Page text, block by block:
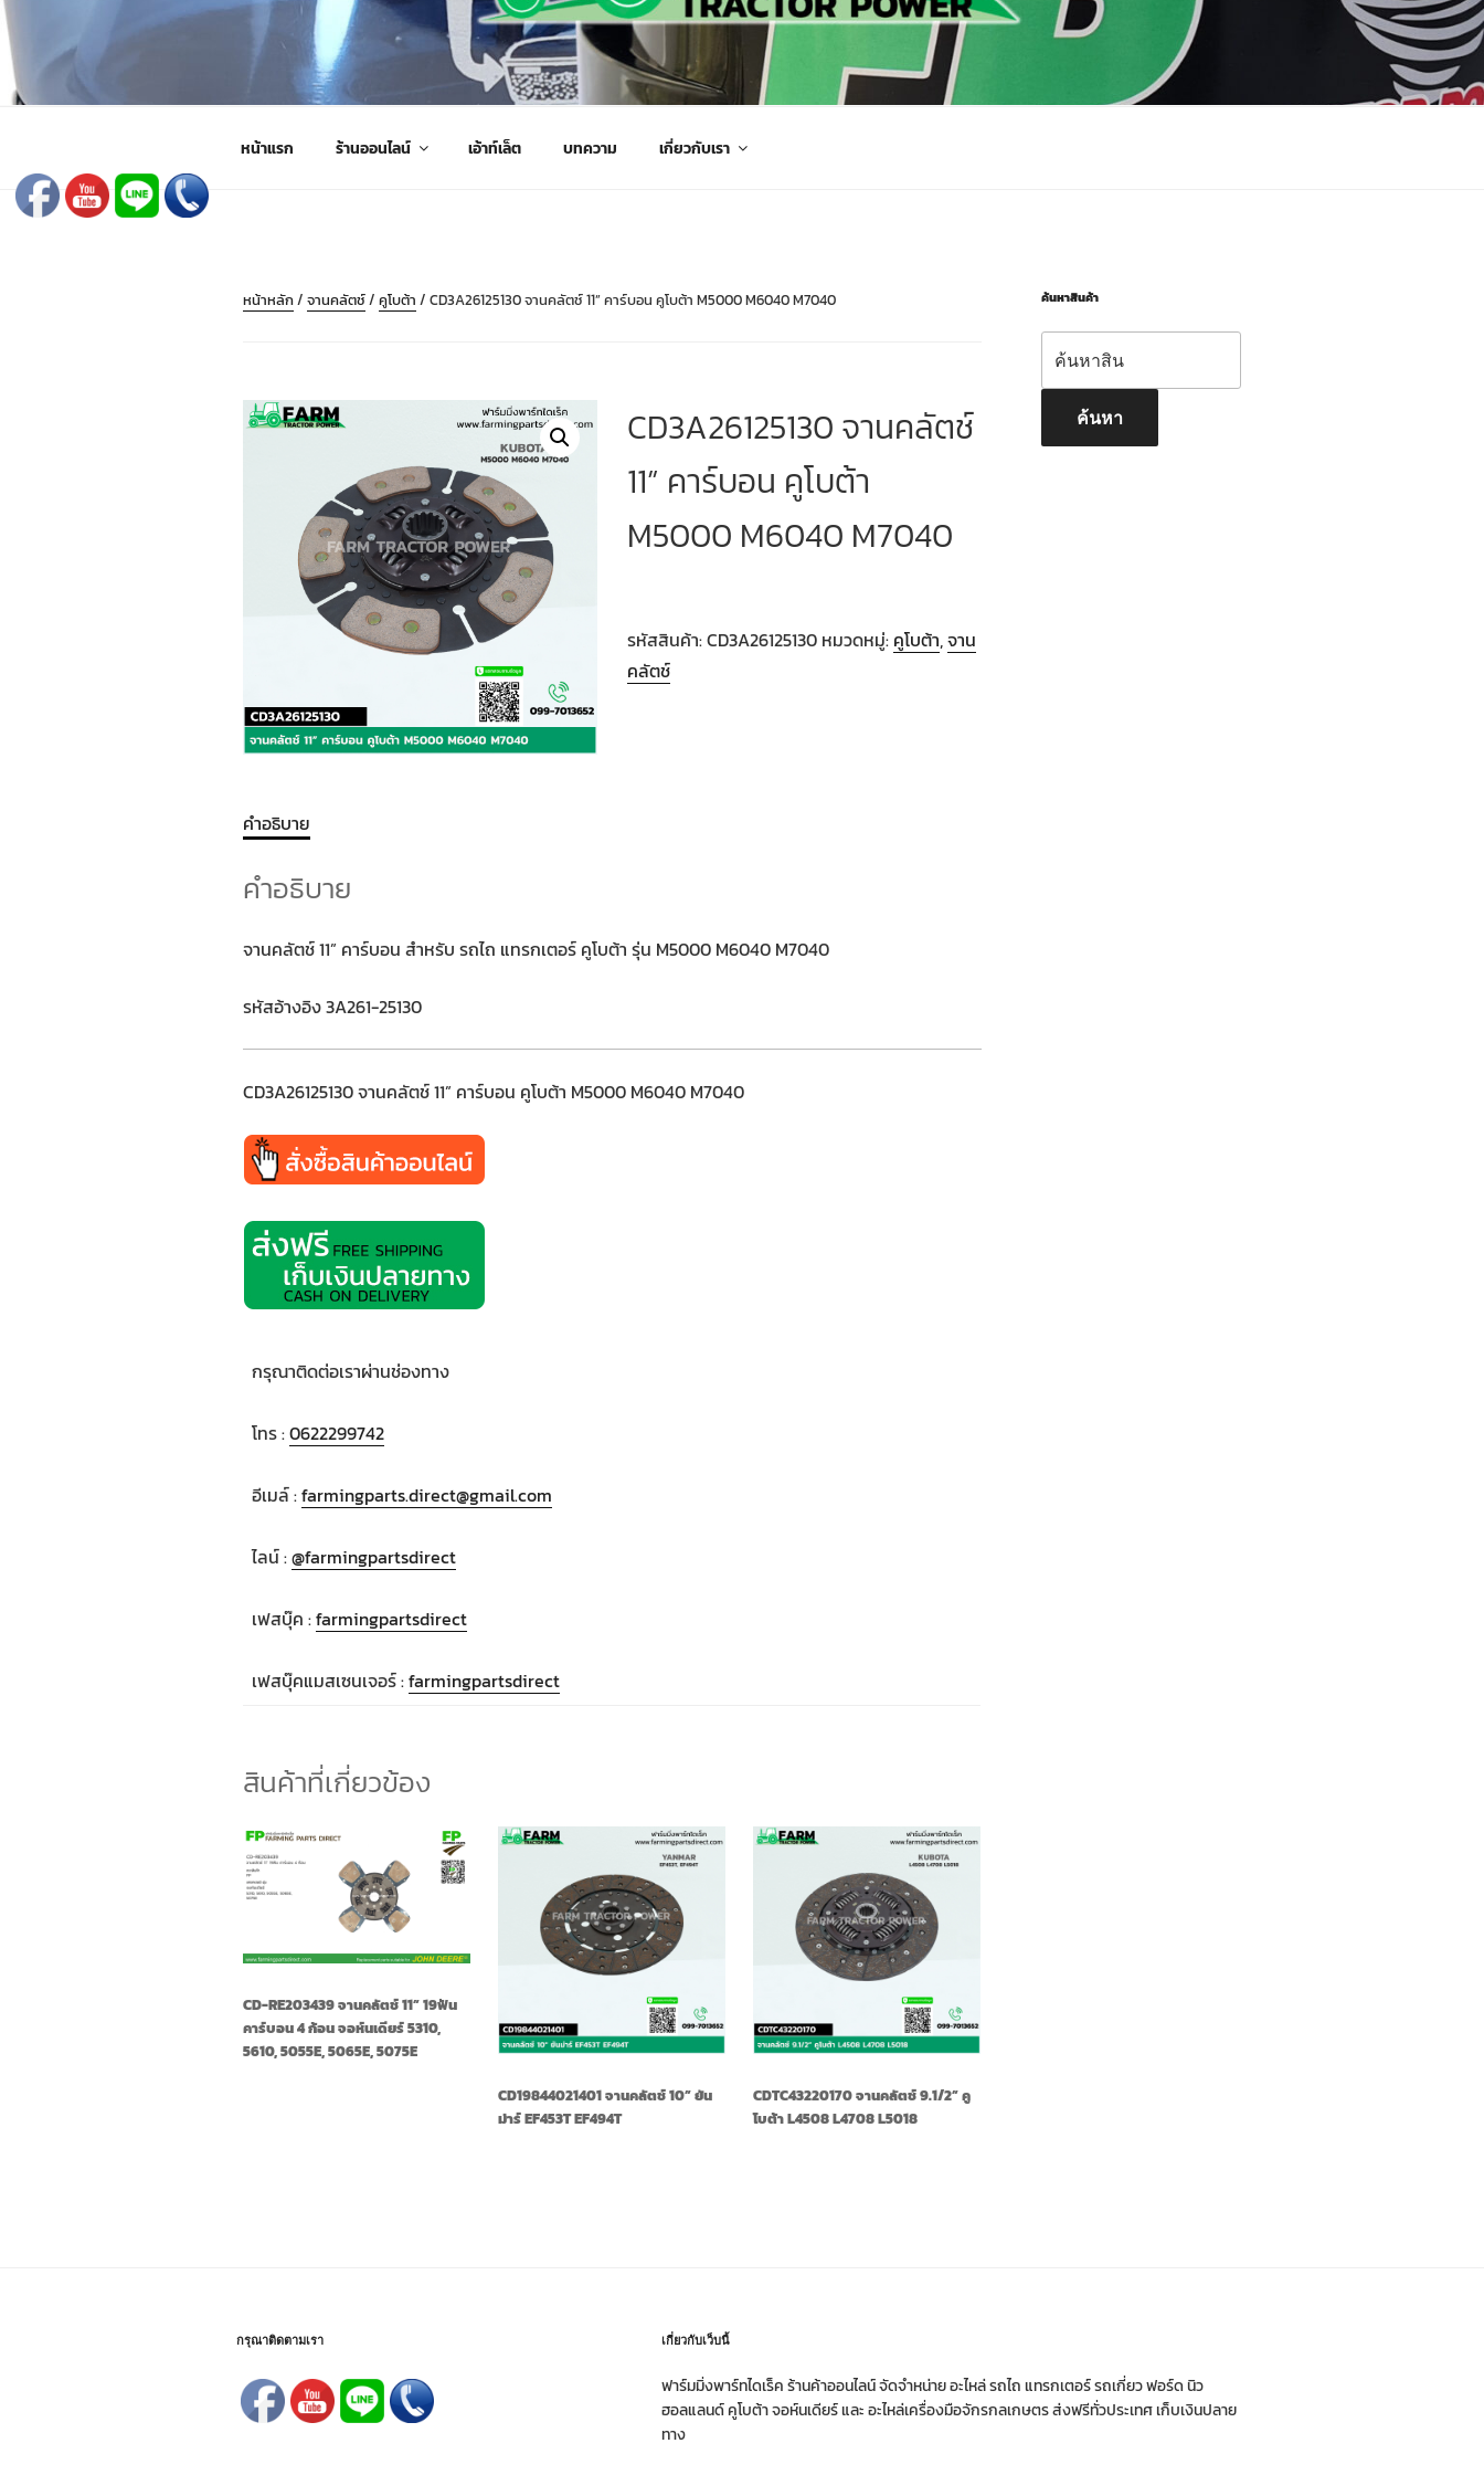
ข้าม
ไป
ยัง
บทความFARMING PARTS DIRECT
ฟาร์มมิ่งพาร์ทไดเร็ค อะไหล่ รถไถ แทรกเตอร์ เครื่องมือจักรกลเกษตร จัดส่งถึงมือลูกค้าทั่วประเทศ
หน้าแรก ร้านออนไลน์ เอ้าท์เล็ต บทความ เกี่ยวกับเรา
หน้าหลัก/ จานคลัตช์/ คูโบต้า / CD3A26125130 จานคลัตช์ 11” คาร์บอน คูโบต้า M5000 M6040 M7040
CD3A26125130 จานคลัตช์
11” คาร์บอน คูโบต้า
M5000 M6040 M7040
รหัสสินค้า:CD3A26125130 หมวดหมู่: คูโบต้า,จาน
คลัตช์
คำอธิบาย
คำอธิบาย
จานคลัตช์ 11” คาร์บอน สำหรับ รถไถ แทรกเตอร์ คูโบต้า รุ่น M5000 M6040 M7040
รหัสอ้างอิง 3A261-25130
CD3A26125130 จานคลัตช์ 11” คาร์บอน คูโบต้า M5000 M6040 M7040
กรุณาติดต่อเราผ่านช่องทาง
โทร :0622299742
อีเมล์ :farmingparts.direct@gmail.com
ไลน์ :@farmingpartsdirect
เฟสบุ๊ค :farmingpartsdirect
เฟสบุ๊คแมสเซนเจอร์ :farmingpartsdirect
สินค้าที่เกี่ยวข้อง
CD-RE203439 จานคลัตช์ 11” 19ฟัน
คาร์บอน 4 ก้อน จอห์นเดียร์ 5310,
5610, 5055E, 5065E, 5075E
CD19844021401 จานคลัตช์ 10” ยัน
ม่าร์ EF453T EF494T
CDTC43220170 จานคลัตช์ 9.1/2” คู
โบต้า L4508 L4708 L5018
ค้นหาสินค้า
ค้นหา
กรุณาติดตามเรา เกี่ยวกับเว็บนี้
ฟาร์มมิ่งพาร์ทไดเร็ค ร้านค้าออนไลน์ จัดจำหน่าย อะไหล่ รถไถ แทรกเตอร์ รถเกี่ยว ฟอร์ด นิว
ฮอลแลนด์ คูโบต้า จอห์นเดียร์ และ อะไหล่เครื่องมือจักรกลเกษตร ส่งฟรีทั่วประเทศ เก็บเงินปลาย
ทาง